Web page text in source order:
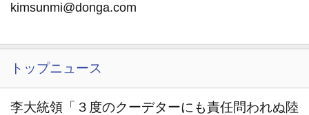
kimsunmi@donga.com
トップニュース
李大統領「３度のクーデターにも責任問われぬ陸